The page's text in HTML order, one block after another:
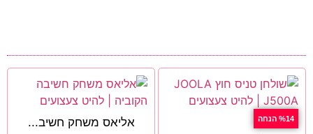
%14 הנחה אליאס משחק חשיב...